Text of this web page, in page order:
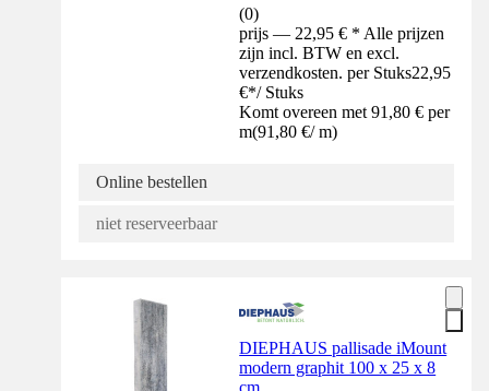
(0)
prijs — 22,95 € * Alle prijzen
zijn incl. BTW en excl.
verzendkosten. per Stuks22,95
€*/ Stuks
Komt overeen met 91,80 € per
m(91,80 €/ m)
Online bestellen
niet reserveerbaar
DIEPHAUS pallisade iMount
modern graphit 100 x 25 x 8
cm